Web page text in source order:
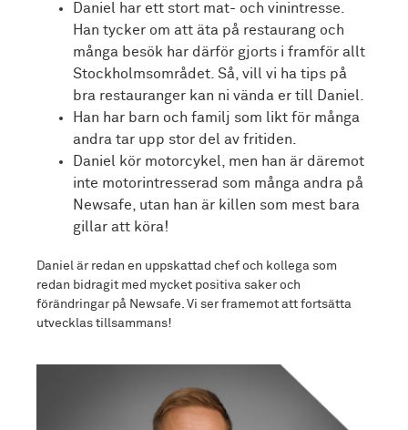
Daniel har ett stort mat- och vinintresse.
Han tycker om att äta på restaurang och
många besök har därför gjorts i framför allt
Stockholmsområdet. Så, vill vi ha tips på
bra restauranger kan ni vända er till Daniel.
Han har barn och familj som likt för många
andra tar upp stor del av fritiden.
Daniel kör motorcykel, men han är däremot
inte motorintresserad som många andra på
Newsafe, utan han är killen som mest bara
gillar att köra!
Daniel är redan en uppskattad chef och kollega som
redan bidragit med mycket positiva saker och
förändringar på Newsafe. Vi ser framemot att fortsätta
utvecklas tillsammans!